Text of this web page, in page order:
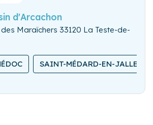
d'Arcachon
des Maraîchers 33120 La Teste-de-
SAINT-MÉDARD-EN-JALLES